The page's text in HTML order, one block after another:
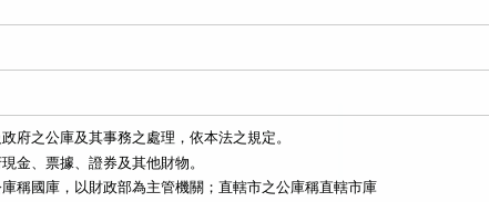
金、票據、證券及其他財物。
稱國庫，以財政部為主管機關；直轄市之公庫稱直轄市庫